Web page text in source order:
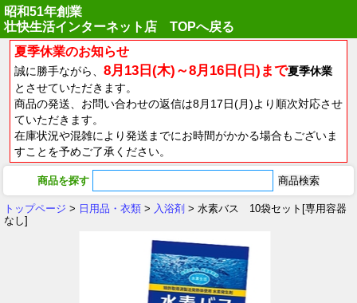
昭和51年創業
壮快生活インターネット店 TOPへ戻る
夏季休業のお知らせ
誠に勝手ながら、 8月13日(木)～8月16日(日)まで夏季休業
とさせていただきます。
商品の発送、お問い合わせの返信は8月17日(月)より順次対応させ
ていただきます。
在庫状況や混雑により発送までにお時間がかかる場合もございま
すことを予めご了承ください。
商品を探す
トップページ > 日用品・衣類 > 入浴剤 > 水素バス 10袋セット[専用容器
なし]